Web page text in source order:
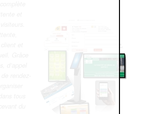
et
et
Grâce
rendez-
tous
du